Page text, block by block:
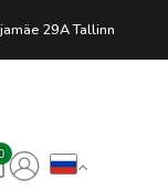
29A Tallinn